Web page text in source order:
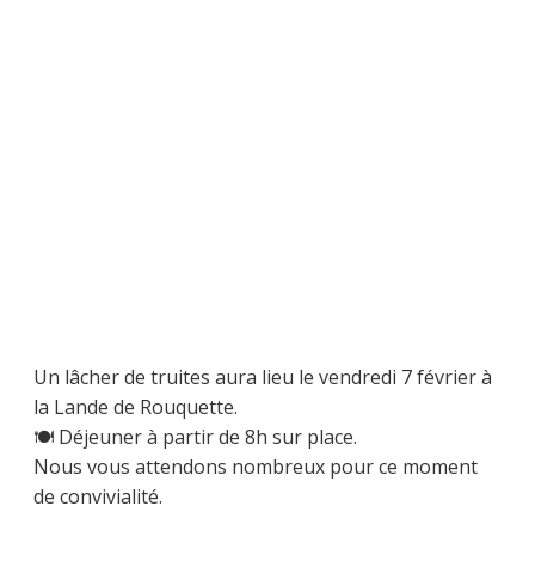
Un lâcher de truites aura lieu le vendredi 7 février à
la Lande de Rouquette.
🍽️ Déjeuner à partir de 8h sur place.
Nous vous attendons nombreux pour ce moment
de convivialité.